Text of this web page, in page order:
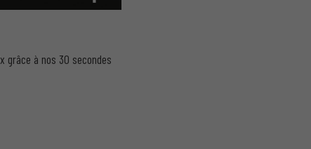
grâce à nos 30 secondes